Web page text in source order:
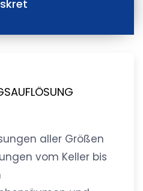
aller Größen
vom Keller bis